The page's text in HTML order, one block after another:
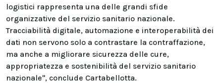
logistici rappresenta una delle grandi sfide
organizzative del servizio sanitario nazionale.
Tracciabilità digitale, automazione e interoperabilità dei
dati non servono solo a contrastare la contraffazione,
ma anche a migliorare sicurezza delle cure,
appropriatezza e sostenibilità del servizio sanitario
nazionale", conclude Cartabellotta.